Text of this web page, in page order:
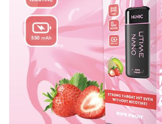
images
gallery